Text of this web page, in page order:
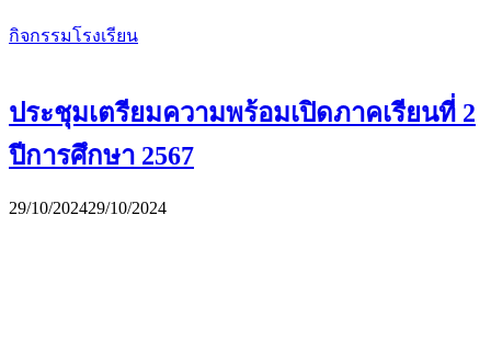
กิจกรรมโรงเรียน
ประชุมเตรียมความพร้อมเปิดภาคเรียนที่ 2
ปีการศึกษา 2567
29/10/202429/10/2024